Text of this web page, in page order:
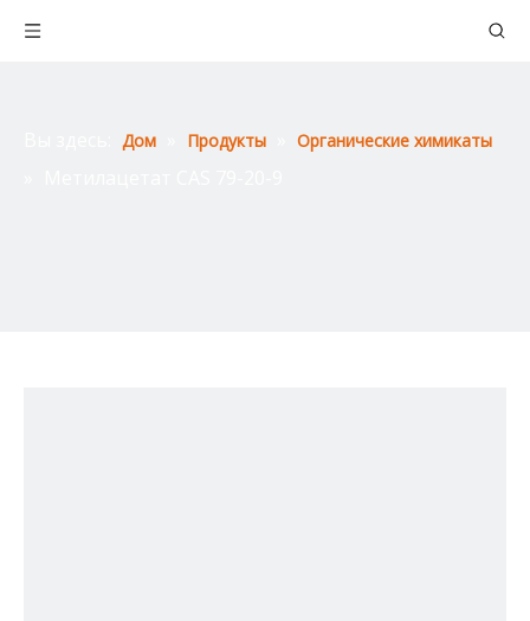
Дом Продукты Органические химикаты